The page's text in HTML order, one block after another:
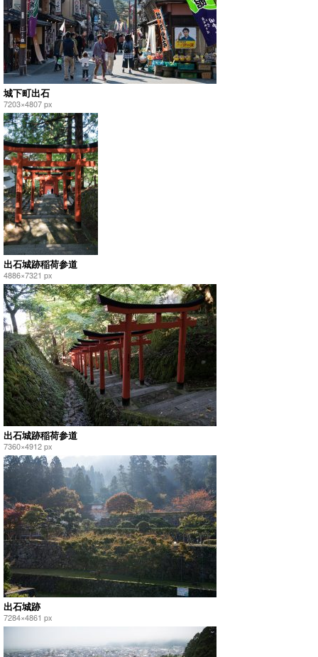
城下町出石
7203×4807 px
出石城跡稲荷参道
4886×7321 px
出石城跡稲荷参道
7360×4912 px
出石城跡
7284×4861 px